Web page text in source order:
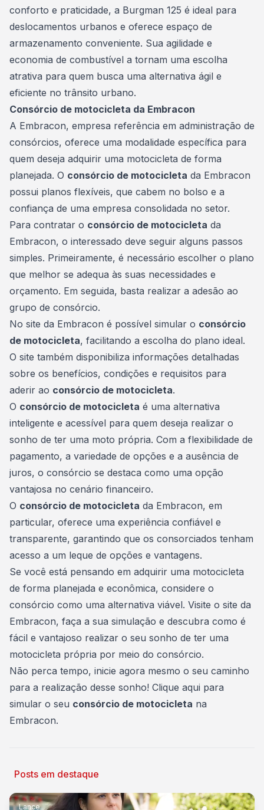
conforto e praticidade, a Burgman 125 é ideal para
deslocamentos urbanos e oferece espaço de
armazenamento conveniente. Sua agilidade e
economia de combustível a tornam uma escolha
atrativa para quem busca uma alternativa ágil e
eficiente no trânsito urbano.
Consórcio de motocicleta da Embracon
A Embracon, empresa referência em administração de
consórcios, oferece uma modalidade específica para
quem deseja adquirir uma motocicleta de forma
planejada. O consórcio de motocicleta da Embracon
possui planos flexíveis, que cabem no bolso e a
confiança de uma empresa consolidada no setor.
Para contratar o consórcio de motocicleta da
Embracon, o interessado deve seguir alguns passos
simples. Primeiramente, é necessário escolher o plano
que melhor se adequa às suas necessidades e
orçamento. Em seguida, basta realizar a adesão ao
grupo de consórcio.
No site da Embracon é possível simular o consórcio
de motocicleta, facilitando a escolha do plano ideal.
O site também disponibiliza informações detalhadas
sobre os benefícios, condições e requisitos para
aderir ao consórcio de motocicleta.
O consórcio de motocicleta é uma alternativa
inteligente e acessível para quem deseja realizar o
sonho de ter uma moto própria. Com a flexibilidade de
pagamento, a variedade de opções e a ausência de
juros, o consórcio se destaca como uma opção
vantajosa no cenário financeiro.
O consórcio de motocicleta da Embracon, em
particular, oferece uma experiência confiável e
transparente, garantindo que os consorciados tenham
acesso a um leque de opções e vantagens.
Se você está pensando em adquirir uma motocicleta
de forma planejada e econômica, considere o
consórcio como uma alternativa viável. Visite o site da
Embracon, faça a sua simulação e descubra como é
fácil e vantajoso realizar o seu sonho de ter uma
motocicleta própria por meio do consórcio.
Não perca tempo, inicie agora mesmo o seu caminho
para a realização desse sonho! Clique aqui para
simular o seu consórcio de motocicleta na
Embracon.
Posts em destaque
Lance